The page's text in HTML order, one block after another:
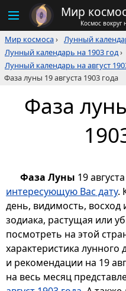
Мир
Космос вокруг
Мир космоса› Лунный
Лунный календарь на 1903 год›
Лунный календарь на август
Фаза луны 19 августа 1903 года
Фаза
Фаза Луны 19
интересующую Вас дату.
день, видимость, восход
зодиака, растущая или
посмотреть на этой
характеристика
и рекомендации на 19
на весь месяц